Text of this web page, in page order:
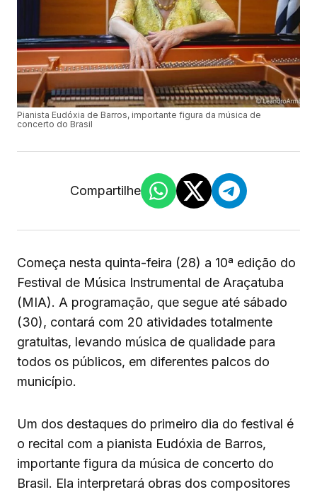
Pianista Eudóxia de Barros, importante figura da música de
concerto do Brasil
Compartilhe
Começa nesta quinta-feira (28) a 10ª edição do
Festival de Música Instrumental de Araçatuba
(MIA). A programação, que segue até sábado
(30), contará com 20 atividades totalmente
gratuitas, levando música de qualidade para
todos os públicos, em diferentes palcos do
município.
Um dos destaques do primeiro dia do festival é
o recital com a pianista Eudóxia de Barros,
importante figura da música de concerto do
Brasil. Ela interpretará obras dos compositores